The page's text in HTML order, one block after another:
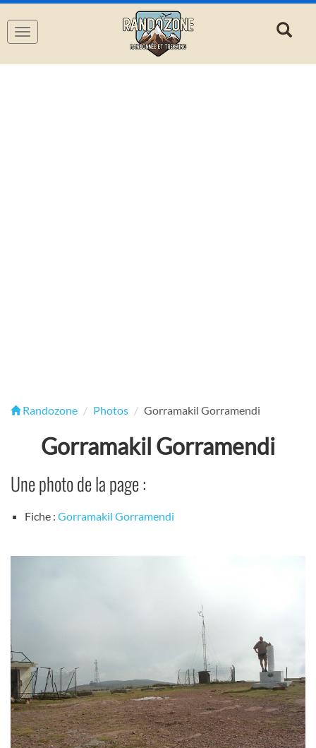
Navigation
Randozone Photos Gorramakil Gorramendi
Gorramakil Gorramendi
Une photo de la page :
Fiche : Gorramakil Gorramendi